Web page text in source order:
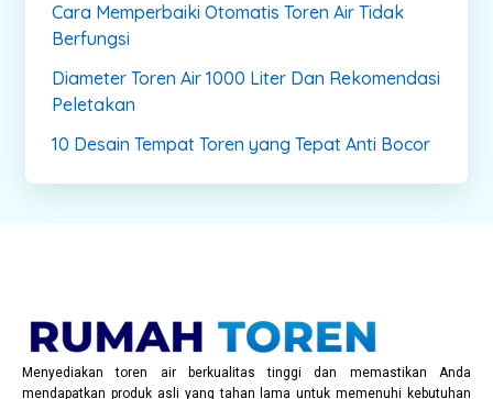
Cara Memperbaiki Otomatis Toren Air Tidak
Berfungsi
Diameter Toren Air 1000 Liter Dan Rekomendasi
Peletakan
10 Desain Tempat Toren yang Tepat Anti Bocor
Menyediakan toren air berkualitas tinggi dan memastikan Anda
mendapatkan produk asli yang tahan lama untuk memenuhi kebutuhan